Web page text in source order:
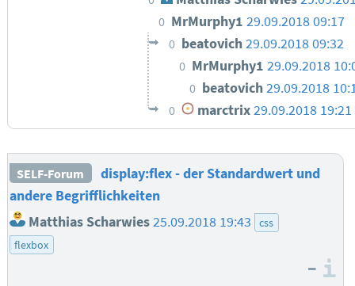
0 MrMurphy1 29.09.2018 09:17
0 beatovich29.09.2018 09:32
0 MrMurphy129.09.2018
0 beatovich29.09.2018
0 marctrix29.09.2018 19:21
SELF-Forum
display:flex - der Standardwert und
andere Begrifflichkeiten
Matthias Scharwies 25.09.2018 19:43
css
flexbox
–